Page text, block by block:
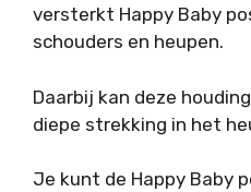
versterkt Happy Baby
schouders en heupen.
Daarbij kan deze
diepe strekking in het
Je kunt de Happy Baby